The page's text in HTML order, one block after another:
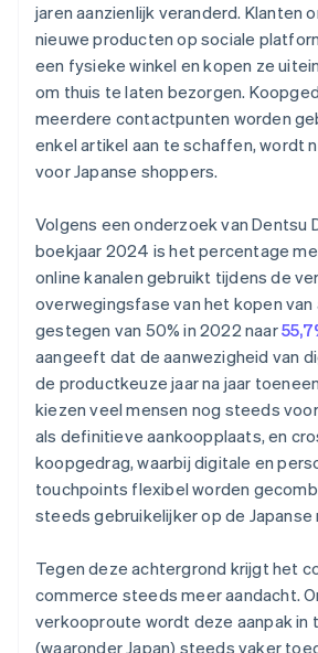
jaren aanzienlijk veranderd. Klanten
nieuwe producten op sociale
een fysieke winkel en kopen ze
om thuis te laten bezorgen.
meerdere contactpunten worden
enkel artikel aan te schaffen, wordt
voor Japanse shoppers.
Volgens een onderzoek van Dentsu
boekjaar 2024 is het percentage
online kanalen gebruikt tijdens de
overwegingsfase van het kopen van
gestegen van 50% in 2022 naar
aangeeft dat de aanwezigheid van
de productkeuze jaar na jaar
kiezen veel mensen nog steeds
als definitieve aankoopplaats, en
koopgedrag, waarbij digitale en
touchpoints flexibel worden
steeds gebruikelijker op de Japanse
Tegen deze achtergrond krijgt het
commerce steeds meer aandacht.
verkooproute wordt deze aanpak in
(waaronder Japan) steeds vaker